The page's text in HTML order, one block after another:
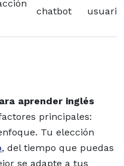
chatbot
aprender inglés
principales:
Tu elección
, del tiempo que puedas
se adapte a tus